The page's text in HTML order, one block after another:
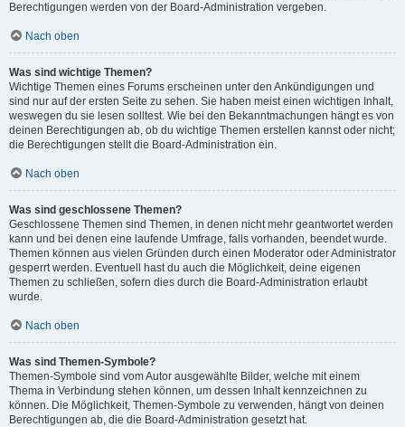
Berechtigungen werden von der Board-Administration vergeben.
Nach oben
Was sind wichtige Themen?
Wichtige Themen eines Forums erscheinen unter den Ankündigungen und
sind nur auf der ersten Seite zu sehen. Sie haben meist einen wichtigen Inhalt,
weswegen du sie lesen solltest. Wie bei den Bekanntmachungen hängt es von
deinen Berechtigungen ab, ob du wichtige Themen erstellen kannst oder nicht;
die Berechtigungen stellt die Board-Administration ein.
Nach oben
Was sind geschlossene Themen?
Geschlossene Themen sind Themen, in denen nicht mehr geantwortet werden
kann und bei denen eine laufende Umfrage, falls vorhanden, beendet wurde.
Themen können aus vielen Gründen durch einen Moderator oder Administrator
gesperrt werden. Eventuell hast du auch die Möglichkeit, deine eigenen
Themen zu schließen, sofern dies durch die Board-Administration erlaubt
wurde.
Nach oben
Was sind Themen-Symbole?
Themen-Symbole sind vom Autor ausgewählte Bilder, welche mit einem
Thema in Verbindung stehen können, um dessen Inhalt kennzeichnen zu
können. Die Möglichkeit, Themen-Symbole zu verwenden, hängt von deinen
Berechtigungen ab, die die Board-Administration gesetzt hat.